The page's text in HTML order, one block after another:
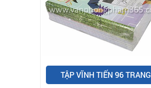
TẬP VĨNH TIẾN 96 TRANG